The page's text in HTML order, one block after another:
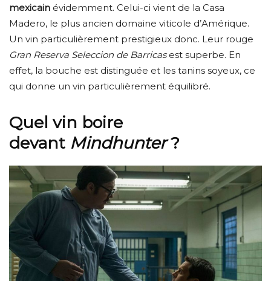
mexicain évidemment. Celui-ci vient de la Casa
Madero, le plus ancien domaine viticole d’Amérique.
Un vin particulièrement prestigieux donc. Leur rouge
Gran Reserva Seleccion de Barricasest superbe. En
effet, la bouche est distinguée et les tanins soyeux, ce
qui donne un vin particulièrement équilibré.
Quel vin boire
devant Mindhunter?